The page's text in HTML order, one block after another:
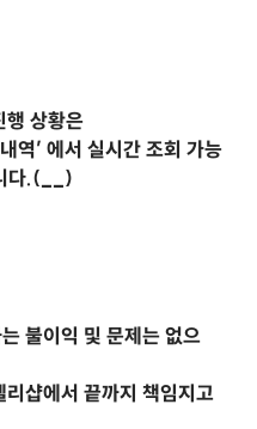
행 상황은
’ 에서 실시간 조회 가능
다.(__)
불이익 및 문제는 없으
샵에서 끝까지 책임지고